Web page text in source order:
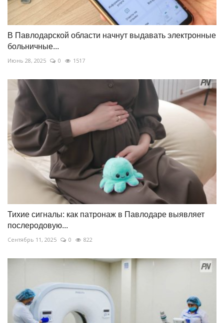
В Павлодарской области начнут выдавать электронные
больничные...
Июнь 28, 2025 0 1517
Тихие сигналы: как патронаж в Павлодаре выявляет
послеродовую...
Сентябрь 11, 2025 0 822